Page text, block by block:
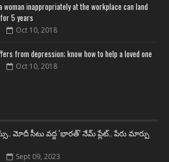
woman inappropriately at the workplace can land
5 years
Oct 10, 2018
from depression; know how to help a loved one
Oct 10, 2018
మోదీ సీటు వద్ద ‘భారత్’ నేమ్ ప్లేట్‌.. పేరు మార్పు
Sept 09, 2023